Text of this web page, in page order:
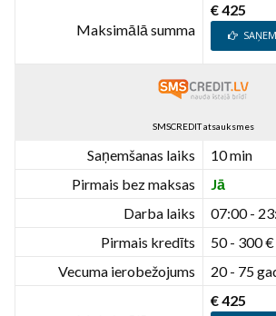
Maksimālā summa
€ 425
SMSCREDIT atsauksmes
Saņemšanas laiks
10 min
Pirmais bez maksas
Jā
Darba laiks
07:00 -
Pirmais kredīts
50 - 300 €
Vecuma ierobežojums
20 - 75
€ 425